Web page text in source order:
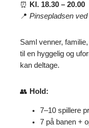
⏰
Kl. 18.30 – 20.00
📍 Pinsepladsen
Saml venner,
til en hyggelig og
kan deltage.
👥 Hold:
7–10 spillere
7 på banen +